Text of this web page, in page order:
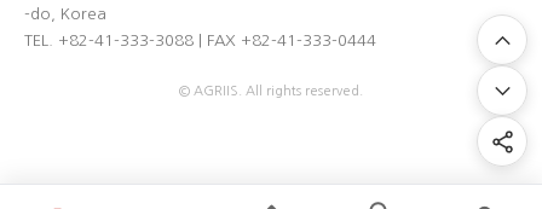
-do, Korea
TEL. +82-41-333-3088 | FAX +82-41-333-0444
© AGRIIS. All rights reserved.